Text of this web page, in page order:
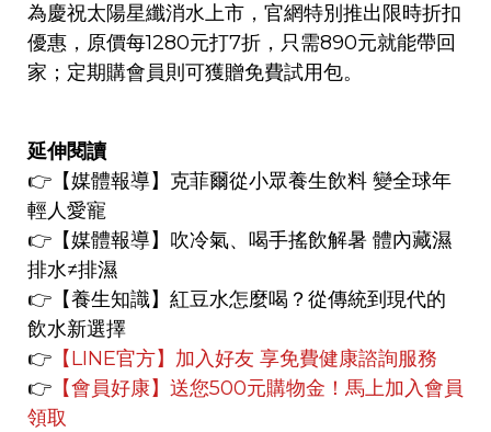
為慶祝太陽星纖消水上市，官網特別推出限時折扣
優惠，原價每1280元打7折，只需890元就能帶回
家；定期購會員則可獲贈免費試用包。
延伸閱讀
👉【媒體報導】 克菲爾從小眾養生飲料 變全球年
輕人愛寵
👉【媒體報導】 吹冷氣、喝手搖飲解暑 體內藏濕
排水≠排濕
👉【養生知識】 紅豆水怎麼喝？從傳統到現代的
飲水新選擇
👉 【LINE官方】 加入好友 享免費健康諮詢服務
👉 【會員好康】 送您500元購物金！馬上加入會員
領取